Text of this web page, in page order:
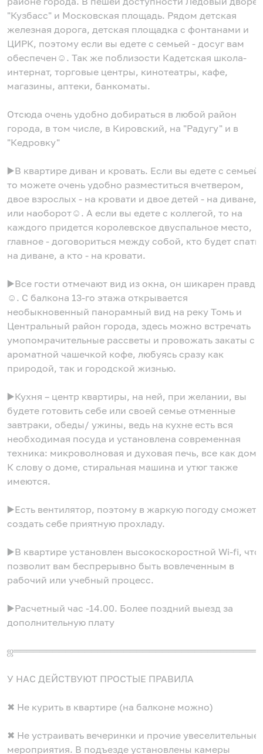
"Кузбасс" и Московская площадь. Рядом детская
железная дорога, детская площадка с фонтанами и
ЦИРК, поэтому если вы едете с семьей - досуг вам
обеспечен☺. Так же поблизости Кадетская школа-
интернат, торговые центры, кинотеатры, кафе,
магазины, аптеки, банкоматы.
Отсюда очень удобно добираться в любой район
города, в том числе, в Кировский, на "Радугу" и в
"Кедровку"
▶️В квартире диван и кровать. Если вы едете с семьей,
то можете очень удобно разместиться вчетвером,
двое взрослых - на кровати и двое детей - на диване,
или наоборот☺. А если вы едете с коллегой, то на
каждого придется королевское двуспальное место,
главное - договориться между собой, кто будет спать
на диване, а кто - на кровати.
▶️Все гости отмечают вид из окна, он шикарен правда
☺. С балкона 13-го этажа открывается
необыкновенный панорамный вид на реку Томь и
Центральный район города, здесь можно встречать
умопомрачительные рассветы и провожать закаты с
ароматной чашечкой кофе, любуясь сразу как
природой, так и городской жизнью.
▶️Кухня – центр квартиры, на ней, при желании, вы
будете готовить себе или своей семье отменные
завтраки, обеды/ ужины, ведь на кухне есть вся
необходимая посуда и установлена современная
техника: микроволновая и духовая печь, все как
К слову о доме, стиральная машина и утюг также
имеются.
▶️Есть вентилятор, поэтому в жаркую погоду сможете
создать себе приятную прохладу.
▶️В квартире установлен высокоскоростной Wi-fi, что
позволит вам беспрерывно быть вовлеченным в
рабочий или учебный процесс.
▶️Расчетный час -14.00. Более поздний выезд за
дополнительную плату
У НАС ДЕЙСТВУЮТ ПРОСТЫЕ ПРАВИЛА
✖ Не курить в квартире (на балконе можно)
✖ Не устраивать вечеринки и прочие увеселительные
мероприятия. В подъезде установлены камеры